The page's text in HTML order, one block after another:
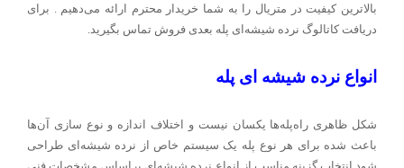
بالاترین کیفیت در متریال را به شما خریدار محترم ارائه می‌دهیم . برای
دریافت کاتالوگ نرده شیشه‌ای پله بعدی فروش تماس بگیرید
انواع نرده شیشه ای پله
شکل ظاهری راه‌پله‌ها یکسان نیست و اختلاف اندازه و نوع سازی آن‌ها
باعث شده برای هر نوع پله یک سیستم خاص از نرده شیشه‌ای طراحی